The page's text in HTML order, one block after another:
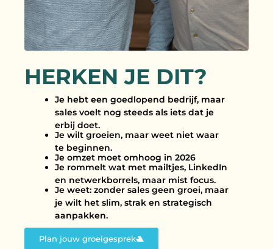
HERKEN JE DIT?
Je hebt een goedlopend bedrijf, maar
sales voelt nog steeds als iets dat je
erbij doet.
Je wilt groeien, maar weet niet waar
te beginnen.
Je omzet moet omhoog in 2026
Je rommelt wat met mailtjes, LinkedIn
en netwerkborrels, maar mist focus.
Je weet: zonder sales geen groei, maar
je wilt het slim, strak en strategisch
aanpakken.
Plan jouw groeigesprek